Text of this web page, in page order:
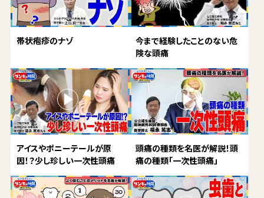
帯状疱疹のナゾ
今まで経験したことのない危
険な頭痛
アイスやポニーテールが原
因！？少し珍しい一次性頭痛
頭痛の種類を名医が解説！頭
痛の種類「一次性頭痛」